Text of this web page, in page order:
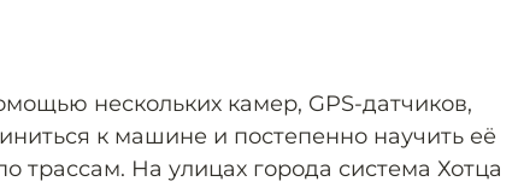
нескольких камер, GPS-датчиков,
к машине и постепенно научить её
трассам. На улицах города система Хотца